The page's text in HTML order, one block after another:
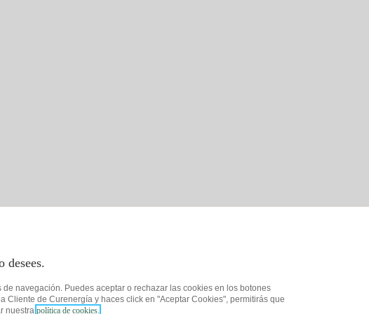
desees.
navegación. Puedes aceptar o rechazar las cookies en los botones
de Curenergía y haces click en "Aceptar Cookies", permitirás que
nuestra política de cookies.